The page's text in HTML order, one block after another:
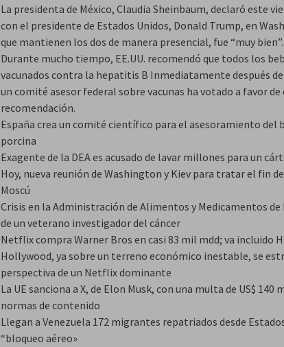
La presidenta de México, Claudia Sheinbaum, declaró este
con el presidente de Estados Unidos, Donald Trump, en
que mantienen los dos de manera presencial, fue “muy bien”.
Durante mucho tiempo, EE.UU. recomendó que todos los
vacunados contra la hepatitis B Inmediatamente después
un comité asesor federal sobre vacunas ha votado a favor
recomendación.
España crea un comité científico para el asesoramiento del
porcina
Exagente de la DEA es acusado de lavar millones para un
Hoy, nueva reunión de Washington y Kiev para tratar el fin
Moscú
Crisis en la Administración de Alimentos y Medicamentos de
de un veterano investigador del cáncer
Netflix compra Warner Bros en casi 83 mil mdd; va incluido
Hollywood, ya sobre un terreno económico inestable, se
perspectiva de un Netflix dominante
La UE sanciona a X, de Elon Musk, con una multa de US$
normas de contenido
Llegan a Venezuela 172 migrantes repatriados desde
“bloqueo aéreo»